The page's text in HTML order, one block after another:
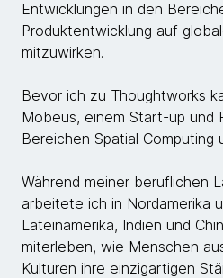
Entwicklungen in den
Produktentwicklung auf
mitzuwirken.
Bevor ich zu Thoughtworks
Mobeus, einem Start-up und
Bereichen Spatial Computing
Während meiner beruflichen
arbeitete ich in Nordamerika
Lateinamerika, Indien und
miterleben, wie Menschen
Kulturen ihre einzigartigen